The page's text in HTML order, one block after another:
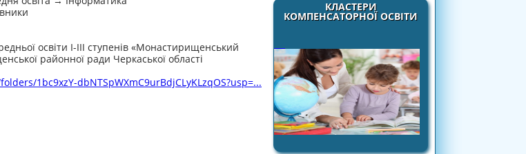
КЛАСТЕРИ
КОМПЕНСАТОРНОЇ ОСВІТИ
освіти I-III ступенів «Монастирищенський
районної ради Черкаської області
1bc9xzY-dbNTSpWXmC9urBdjCLyKLzqOS?usp=...